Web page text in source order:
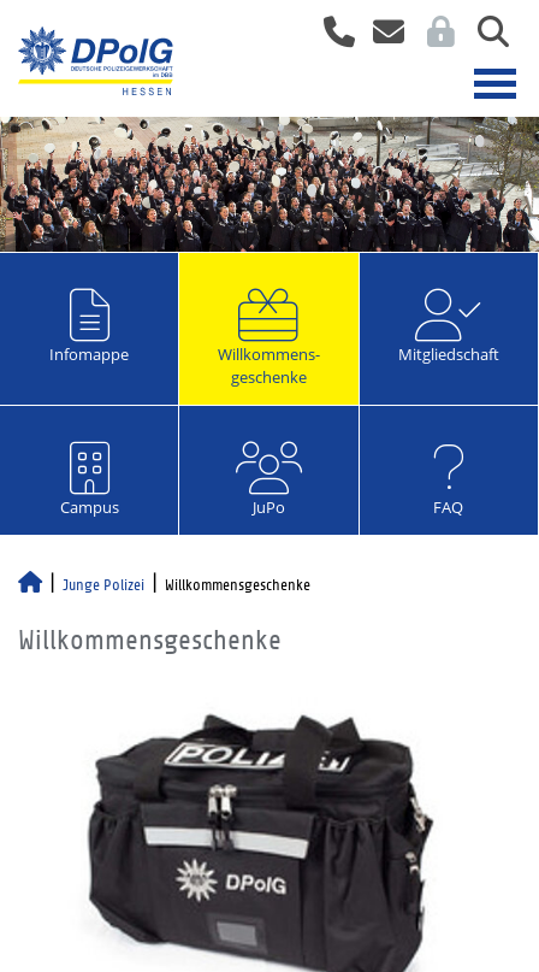
Infomappe
Willkommens-
geschenke
Mitgliedschaft
Campus JuPo FAQ
Junge Polizei Willkommensgeschenke
Willkommensgeschenke